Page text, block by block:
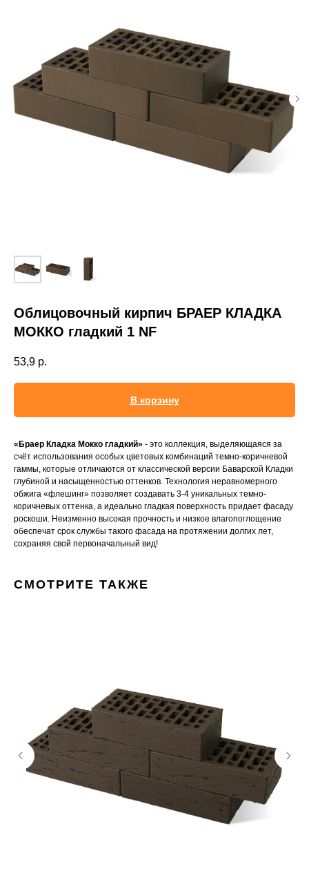
Облицовочный кирпич БРАЕР КЛАДКА
МОККО гладкий 1 NF
53,9 р.
В корзину
«Браер Кладка Мокко гладкий» - это коллекция, выделяющаяся за
счёт использования особых цветовых комбинаций темно-коричневой
гаммы, которые отличаются от классической версии Баварской Кладки
глубиной и насыщенностью оттенков. Технология неравномерного
обжига «флешинг» позволяет создавать 3-4 уникальных темно-
коричневых оттенка, а идеально гладкая поверхность придает фасаду
роскоши. Неизменно высокая прочность и низкое влагопоглощение
обеспечат срок службы такого фасада на протяжении долгих лет,
сохраняя свой первоначальный вид!
СМОТРИТЕ ТАКЖЕ